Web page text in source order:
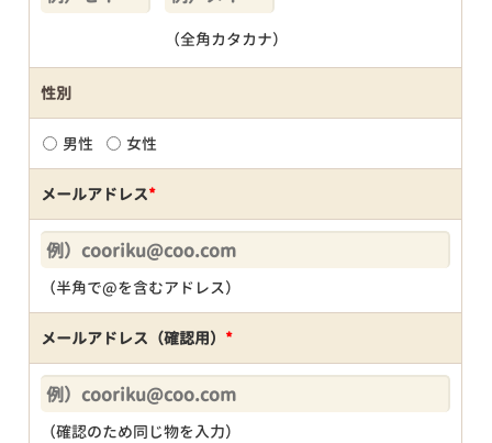
（全角カタカナ）
性別
男性 女性
メールアドレス*
（半角で@を含むアドレス）
メールアドレス（確認用） *
（確認のため同じ物を入力）